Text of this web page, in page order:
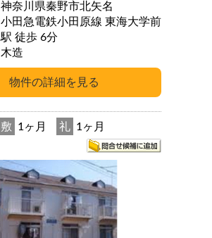
神奈川県秦野市北矢名
小田急電鉄小田原線 東海大学前
駅 徒歩 6分
木造
敷 1ヶ月 礼 1ヶ月